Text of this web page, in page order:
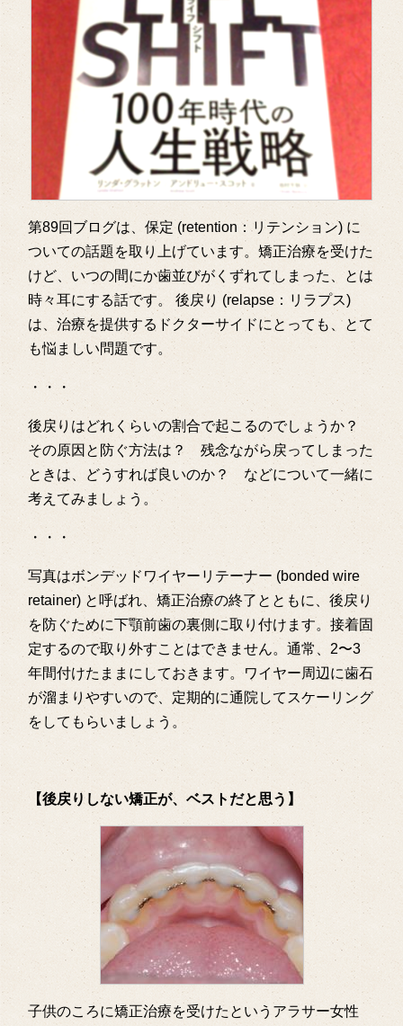
第89回ブログは、保定 (retention：リテンション) に
ついての話題を取り上げています。矯正治療を受けた
けど、いつの間にか歯並びがくずれてしまった、とは
時々耳にする話です。 後戻り (relapse：リラプス)
は、治療を提供するドクターサイドにとっても、とて
も悩ましい問題です。
・・・
後戻りはどれくらいの割合で起こるのでしょうか？
その原因と防ぐ方法は？ 残念ながら戻ってしまった
ときは、どうすれば良いのか？ などについて一緒に
考えてみましょう。
・・・
写真はボンデッドワイヤーリテーナー (bonded wire
retainer) と呼ばれ、矯正治療の終了とともに、後戻り
を防ぐために下顎前歯の裏側に取り付けます。接着固
定するので取り外すことはできません。通常、2〜3
年間付けたままにしておきます。ワイヤー周辺に歯石
が溜まりやすいので、定期的に通院してスケーリング
をしてもらいましょう。
【後戻りしない矯正が、ベストだと思う】
子供のころに矯正治療を受けたというアラサー女性